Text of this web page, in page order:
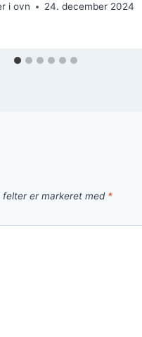
i ovn 24. december 2024
er markeret med *